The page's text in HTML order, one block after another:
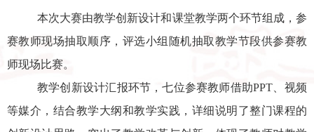
本次大赛由教学创新设计和课堂教学两个环节组成，参
赛教师现场抽取顺序，评选小组随机抽取教学节段供参赛教
师现场比赛。
教学创新设计汇报环节，七位参赛教师借助PPT 、视频
等媒介，结合教学大纲和教学实践，详细说明了整门课程的